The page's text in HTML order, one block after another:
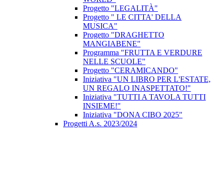
Progetto "LEGALITÀ"
Progetto " LE CITTA' DELLA
MUSICA"
Progetto "DRAGHETTO
MANGIABENE"
Programma "FRUTTA E VERDURE
NELLE SCUOLE"
Progetto "CERAMICANDO"
Iniziativa "UN LIBRO PER L'ESTATE,
UN REGALO INASPETTATO!"
Iniziativa "TUTTI A TAVOLA TUTTI
INSIEME!"
Iniziativa "DONA CIBO 2025"
Progetti A.s. 2023/2024